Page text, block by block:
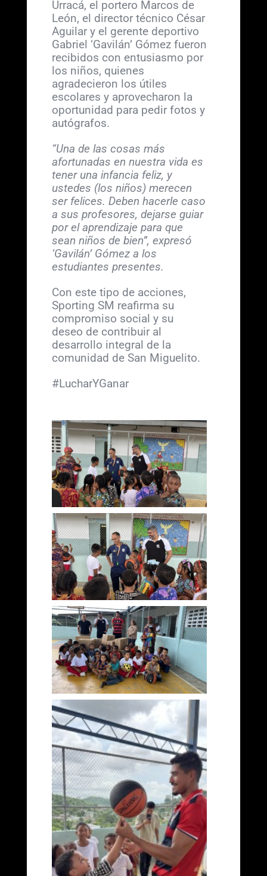
Urracá, el portero Marcos de
León, el director técnico César
Aguilar y el gerente deportivo
Gabriel ‘Gavilán’ Gómez fueron
recibidos con entusiasmo por
los niños, quienes
agradecieron los útiles
escolares y aprovecharon la
oportunidad para pedir fotos y
autógrafos.
“Una de las cosas más
afortunadas en nuestra vida es
tener una infancia feliz, y
ustedes (los niños) merecen
ser felices. Deben hacerle caso
a sus profesores, dejarse guiar
por el aprendizaje para que
sean niños de bien”, expresó
‘Gavilán’ Gómez a los
estudiantes presentes.
Con este tipo de acciones,
Sporting SM reafirma su
compromiso social y su
deseo de contribuir al
desarrollo integral de la
comunidad de San Miguelito.
#LucharYGanar